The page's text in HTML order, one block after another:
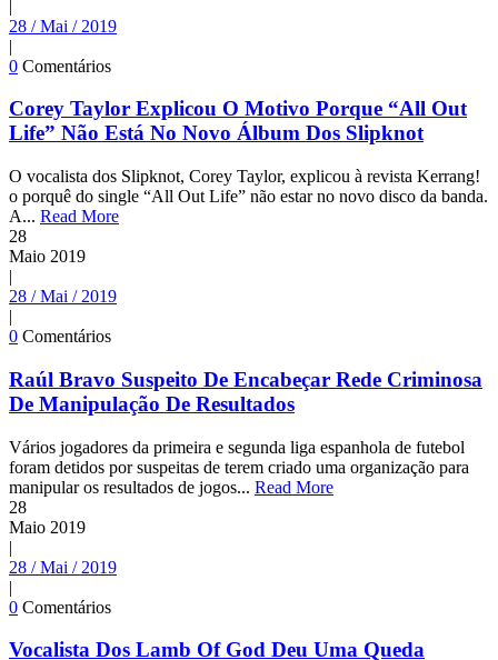
28 / Mai / 2019
|
0 Comentários
Corey Taylor Explicou O Motivo Porque “All Out
Life” Não Está No Novo Álbum Dos Slipknot
O vocalista dos Slipknot, Corey Taylor, explicou à revista Kerrang!
o porquê do single “All Out Life” não estar no novo disco da banda.
A... Read More
28
Maio 2019
|
28 / Mai / 2019
|
0 Comentários
Raúl Bravo Suspeito De Encabeçar Rede Criminosa
De Manipulação De Resultados
Vários jogadores da primeira e segunda liga espanhola de futebol
foram detidos por suspeitas de terem criado uma organização para
manipular os resultados de jogos... Read More
28
Maio 2019
|
28 / Mai / 2019
|
0 Comentários
Vocalista Dos Lamb Of God Deu Uma Queda